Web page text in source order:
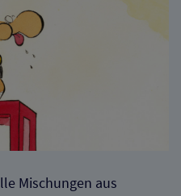
Mischungen aus